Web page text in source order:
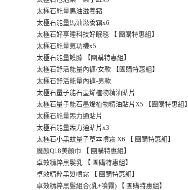
太極石能量馬油滋養霜
太極石能量馬油滋養霜x6
太極石好享睡科技好眠毯 【 團購特惠組】
太極石能量氣功襪x5
太極石能量護膝 【團購特惠組】
太極石舒活能量內褲/女款 【團購特惠組】
太極石舒活能量內褲-男款
太極石量子能石墨烯植物精油貼片
太極石量子能石墨烯植物精油貼片X5 【團購特惠組】
太極石能量炁力通貼片
太極石能量炁力通貼片x3
太極石小黑蚊量子草本噴霧 X6 【 團購特惠組】
魔顏Q18美顏巾 【 團購特惠組】
卓效精粹黑髮乳 【 團購特惠組】
卓效精粹黑髮噴霧 【 團購特惠組】
卓效精粹黑髮組合(乳+噴霧) 【 團購特惠組】